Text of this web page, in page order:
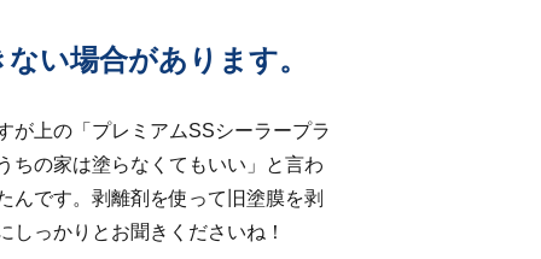
い場合があります。
が上の「プレミアムSSシーラープラ
ちの家は塗らなくてもいい」と言わ
んです。剥離剤を使って旧塗膜を剥
っかりとお聞きくださいね！